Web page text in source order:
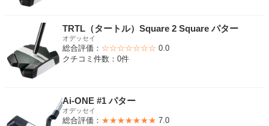
TRTL（タートル）Square 2 Square パター
オデッセイ
総合評価： ☆☆☆☆☆☆☆ 0.0
クチコミ件数：0件
Ai-ONE #1 パター
オデッセイ
総合評価： ★★★★★★★ 7.0